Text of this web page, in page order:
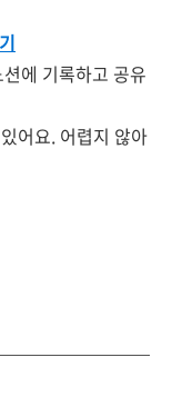
에 기록하고 공유
어요. 어렵지 않아